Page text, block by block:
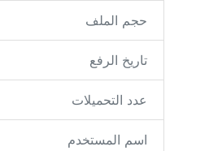
حجم الملف
تاريخ الرفع
عدد التحميلات
اسم المستخدم